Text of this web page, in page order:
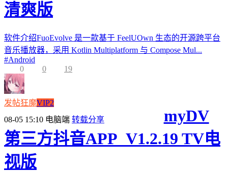
清爽版
软件介绍FuoEvolve 是一款基于 FeelUOwn 生态的开源跨平台
音乐播放器，采用 Kotlin Multiplatform 与 Compose Mul...
#Android
0
0 19
发帖狂魔VIP2
08-05 15:10 电脑端 转载分享
myDV
第三方抖音APP_V1.2.19 TV电
视版